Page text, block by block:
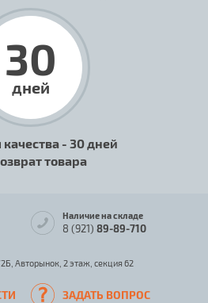
30
дней
качества - 30 дней
товара
Наличие на складе
8 (921) 89-89-710
Авторынок, 2 этаж, секция 62
ЗАДАТЬ ВОПРОС